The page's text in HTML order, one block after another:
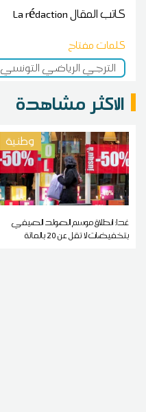
كاتب المقالLa rédaction
كلمات مفتاح
الترجي الرياضي التونسي
الاكثر مشاهدة
وطنية
غدا: انطلاق موسم الصولد الصيفي
بتخفيضات لا تقل عن 20 بالمائة